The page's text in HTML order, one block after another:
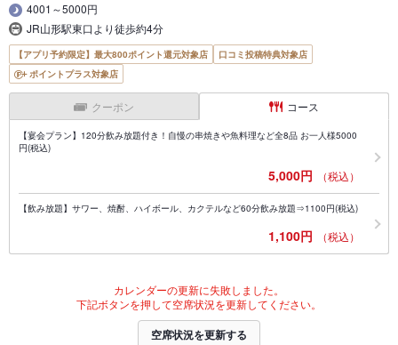
4001～5000円
JR山形駅東口より徒歩約4分
【アプリ予約限定】最大800ポイント還元対象店
口コミ投稿特典対象店
ポイントプラス対象店
クーポン コース
【宴会プラン】120分飲み放題付き！自慢の串焼きや魚料理など全8品 お一人様5000
円(税込)
5,000円 （税込）
【飲み放題】サワー、焼酎、ハイボール、カクテルなど60分飲み放題⇒1100円(税込)
1,100円 （税込）
カレンダーの更新に失敗しました。
下記ボタンを押して空席状況を更新してください。
空席状況を更新する